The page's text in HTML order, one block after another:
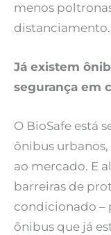
menos
distanciamento.
Já existem
segurança em
O BioSafe está
ônibus
ao mercado. E
barreiras de
condicionado –
ônibus que já